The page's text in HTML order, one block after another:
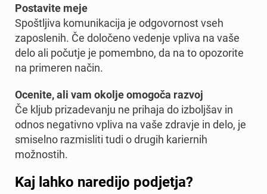
Postavite meje
Spoštljiva komunikacija je odgovornost vseh
zaposlenih. Če določeno vedenje vpliva na vaše
delo ali počutje je pomembno, da na to opozorite
na primeren način.
Ocenite, ali vam okolje omogoča razvoj
Če kljub prizadevanju ne prihaja do izboljšav in
odnos negativno vpliva na vaše zdravje in delo, je
smiselno razmisliti tudi o drugih kariernih
možnostih.
Kaj lahko naredijo podjetja?